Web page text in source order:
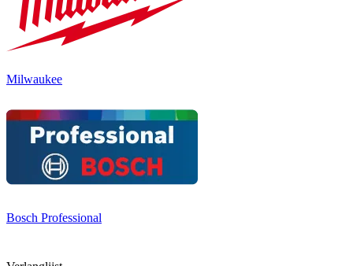
Milwaukee
Bosch Professional